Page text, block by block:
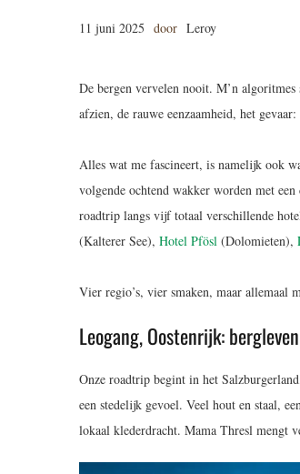
11 juni 2025 door Leroy
De bergen vervelen nooit. M’n
afzien, de rauwe eenzaamheid, het
Alles wat me fascineert, is namelijk ook
volgende ochtend wakker worden met
roadtrip langs vijf totaal verschillende
(Kalterer See), Hotel Pfösl (Dolomieten),
Vier regio’s, vier smaken, maar allemaal
Leogang, Oostenrijk:
Onze roadtrip begint in het
een stedelijk gevoel. Veel hout en staal,
lokaal klederdracht. Mama Thresl mengt